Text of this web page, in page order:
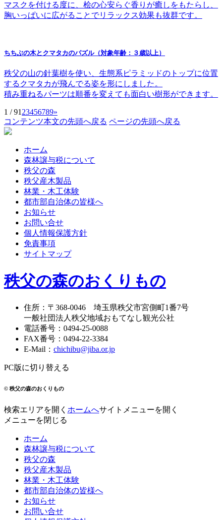
マスクを付ける度に、桧の心安らぐ香りが癒しをもたらし、
胸いっぱいに広がることでリラックス効果も抜群です。
ちちぶの木とクマタカのパズル（対象年齢：３歳以上）
秩父の山の針葉樹を使い、生態系ピラミッドのトップに位置
するクマタカが飛んでる姿を形にしました。
積み重ねるパーツは順番を変えても面白い樹形ができます。
1 / 91 23456789»
コンテンツ本文の先頭へ戻る ページの先頭へ戻る
ホーム
森林譲与税について
秩父の森
秩父産木製品
林業・木工体験
都市部自治体の皆様へ
お知らせ
お問い合せ
個人情報保護方針
免責事項
サイトマップ
秩父の森のおくりもの
住所 ： 〒368-0046 埼玉県秩父市宮側町1番7号
一般社団法人秩父地域おもてなし観光公社
電話番号 ： 0494-25-0088
FAX番号 ： 0494-22-3384
E-Mail ： chichibu@jiba.or.jp
PC版に切り替える
© 秩父の森のおくりもの
検索エリアを開く ホームへサイトメニューを開く
メニューを閉じる
ホーム
森林譲与税について
秩父の森
秩父産木製品
林業・木工体験
都市部自治体の皆様へ
お知らせ
お問い合せ